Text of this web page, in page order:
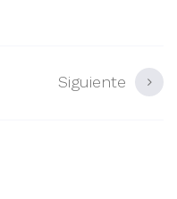
Siguiente